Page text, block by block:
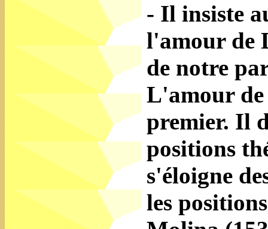
- Il insiste
l'amour de
de notre
L'amour de
premier. Il
positions
s'éloigne
les